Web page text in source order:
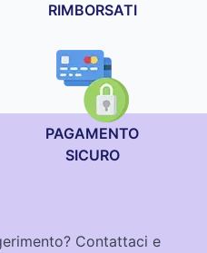
RIMBORSATI
PAGAMENTO
SICURO
Contattaci e